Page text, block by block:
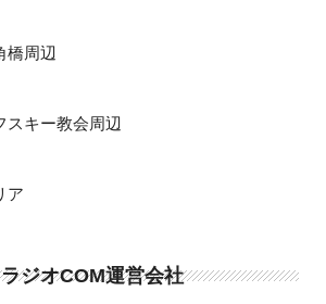
橋周辺
スキー教会周辺
ア
ジオCOM運営会社